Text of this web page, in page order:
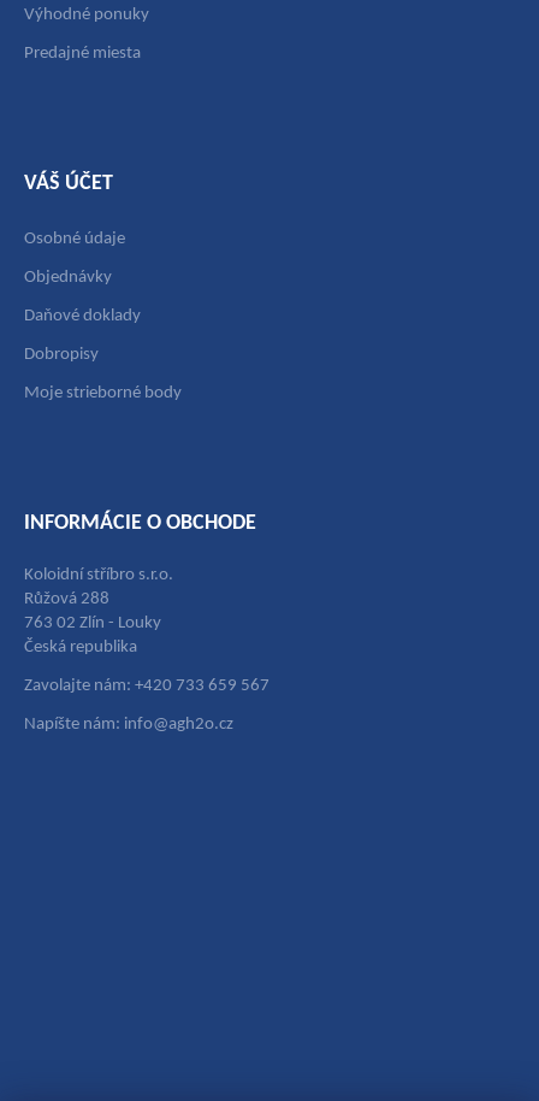
Výhodné ponuky
Predajné miesta
VÁŠ ÚČET
Osobné údaje
Objednávky
Daňové doklady
Dobropisy
Moje strieborné body
INFORMÁCIE O OBCHODE
Koloidní stříbro s.r.o.
Růžová 288
763 02 Zlín - Louky
Česká republika
Zavolajte nám: +420 733 659 567
Napíšte nám: info@agh2o.cz